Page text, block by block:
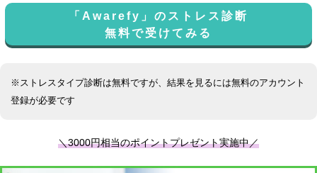
「Awarefy」のストレス診断
無料で受けてみる
※ストレスタイプ診断は無料ですが、結果を見るには無料のアカウント
登録が必要です
＼3000円相当のポイントプレゼント実施中／